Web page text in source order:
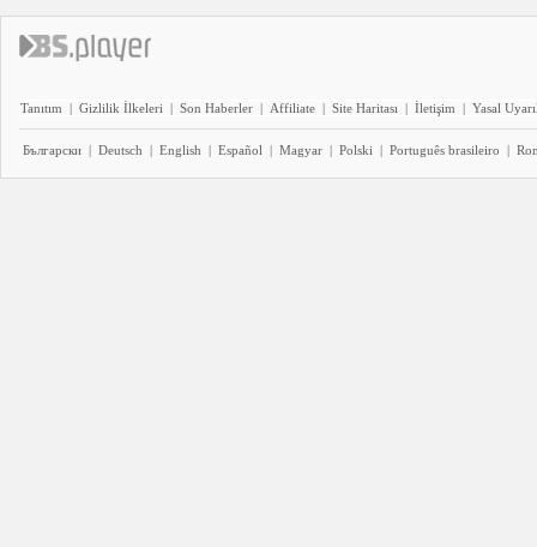
Tanıtım | Gizlilik İlkeleri | Son Haberler | Affiliate | Site Haritası | İletişim | Yasal
Български | Deutsch | English | Español | Magyar | Polski | Português brasileiro |